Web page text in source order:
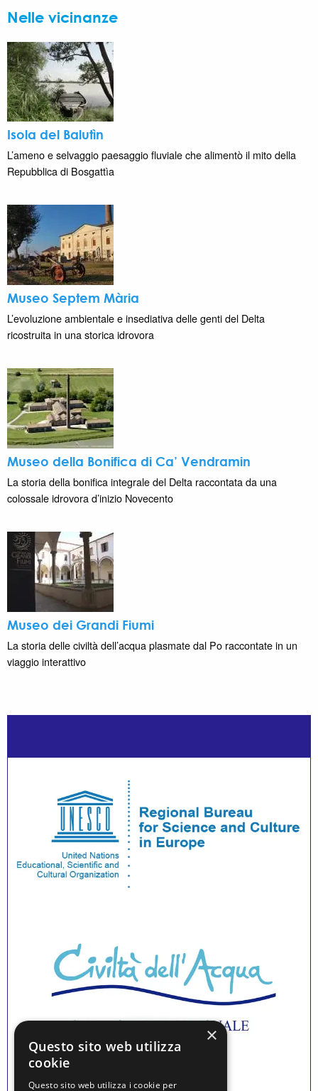
Nelle vicinanze
Isola del Balutìn
L’ameno e selvaggio paesaggio fluviale che alimentò il mito della
Repubblica di Bosgattìa
Museo Septem Mària
L’evoluzione ambientale e insediativa delle genti del Delta
ricostruita in una storica idrovora
Museo della Bonifica di Ca’ Vendramin
La storia della bonifica integrale del Delta raccontata da una
colossale idrovora d’inizio Novecento
Museo dei Grandi Fiumi
La storia delle civiltà dell’acqua plasmate dal Po raccontate in un
viaggio interattivo
×
Questo sito web utilizza
cookie
Questo sito web utilizza i cookie per